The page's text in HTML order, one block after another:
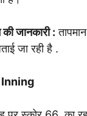
जानकारी :
जा रही है .